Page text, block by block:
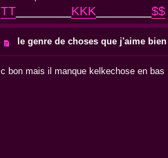
TT________ KKK $$
le genre de choses que j'aime bien
c bon mais il manque kelkechose en